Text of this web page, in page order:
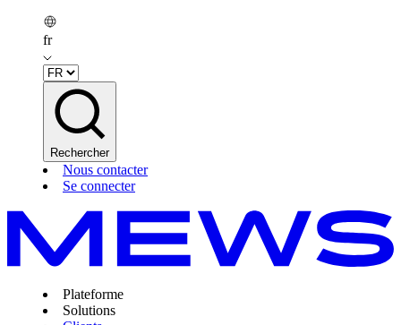
fr
Rechercher
Nous contacter
Se connecter
Plateforme
Solutions